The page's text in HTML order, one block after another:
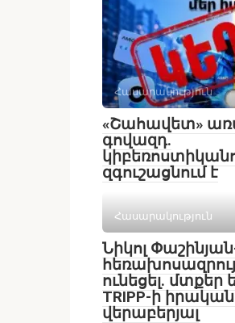
Հասարակություն
«Շահավետ»
գովազդ.
զգուշացնում է
Հասարակություն
Նիկոլ
ունեցել․
TRIPP-ի
վերաբերյալ